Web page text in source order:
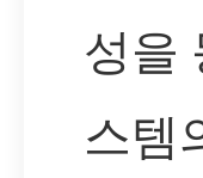
성을
스템